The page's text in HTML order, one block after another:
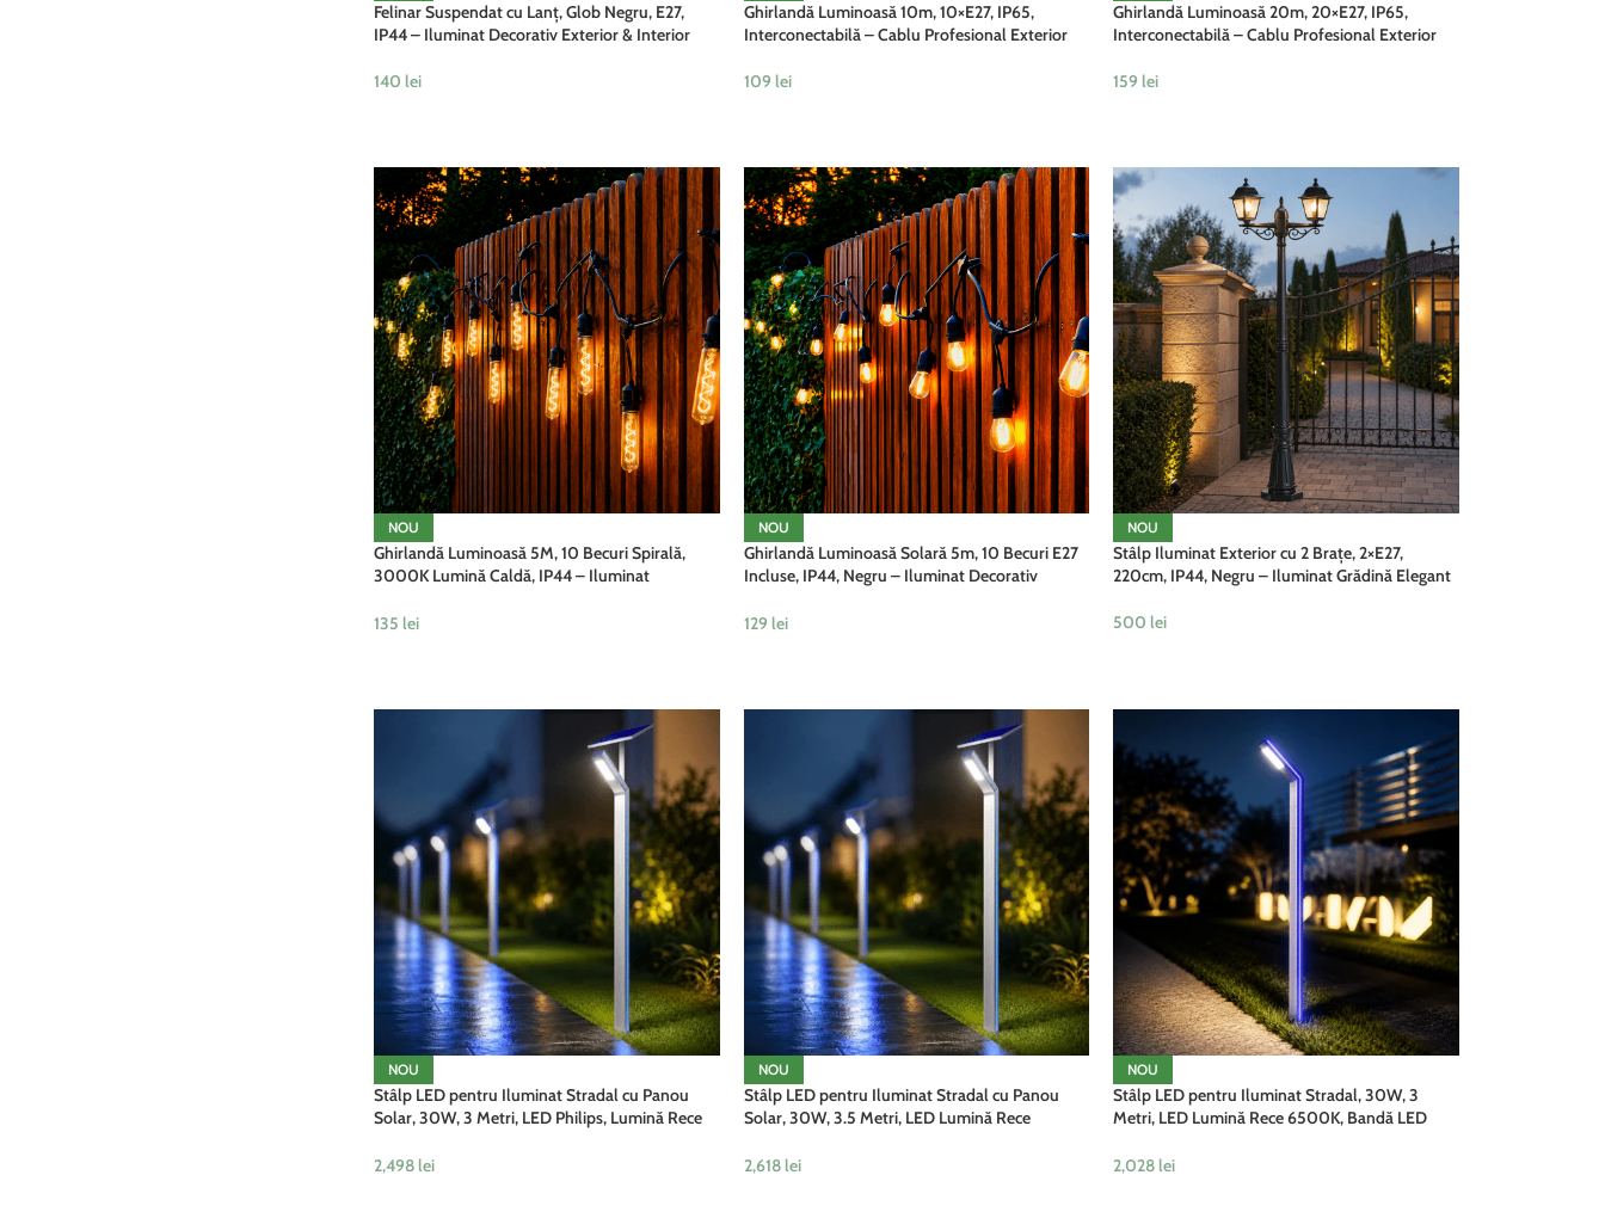
Felinar Suspendat cu Lanț, Glob Negru, E27,
IP44 – Iluminat Decorativ Exterior & Interior
140 lei
Ghirlandă Luminoasă 10m, 10×E27, IP65,
Interconectabilă – Cablu Profesional Exterior
109 lei
Ghirlandă Luminoasă 20m, 20×E27, IP65,
Interconectabilă – Cablu Profesional Exterior
159 lei
NOU
Ghirlandă Luminoasă 5M, 10 Becuri Spirală,
3000K Lumină Caldă, IP44 – Iluminat
135 lei
NOU
Ghirlandă Luminoasă Solară 5m, 10 Becuri E27
Incluse, IP44, Negru – Iluminat Decorativ
129 lei
NOU
Stâlp Iluminat Exterior cu 2 Brațe, 2×E27,
220cm, IP44, Negru – Iluminat Grădină Elegant
500 lei
NOU
Stâlp LED pentru Iluminat Stradal cu Panou
Solar, 30W, 3 Metri, LED Philips, Lumină Rece
2,498 lei
NOU
Stâlp LED pentru Iluminat Stradal cu Panou
Solar, 30W, 3.5 Metri, LED Lumină Rece
2,618 lei
NOU
Stâlp LED pentru Iluminat Stradal, 30W, 3
Metri, LED Lumină Rece 6500K, Bandă LED
2,028 lei